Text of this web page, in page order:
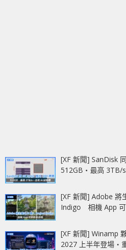
[XF 新聞] SanDisk
512GB‧最高 3TB/
[XF 新聞] Adobe 將
Indigo 相機 App 可
[XF 新聞] Winamp
2027 上半年登場‧